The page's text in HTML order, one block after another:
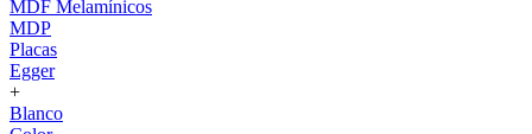
MDF Melamínicos
MDP
Placas
Egger
+
Blanco